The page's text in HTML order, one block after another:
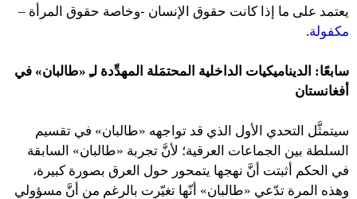
يعتمد على ما إذا كانت حقوق الإنسان -وخاصة حقوق المرأة –
مكفولة.
سابعًا: الديناميكيات الداخلية المحتمَلة المهدِّدة لـِ «طالبان» في
أفغانستان
سيتمثَّل التحدي الأول الذي قد تواجهه «طالبان» في تقسيم
السلطة بين الجماعات العرقية؛ لأنَّ تجربة «طالبان» السابقة
في الحكم أثبتت أنَّ نهجها يتمحور حول العرق بصورة كبيرة،
وهذه المرة تدّعي «طالبان» أنّها تغيّرت بالرغم من أنَّ مسؤولي